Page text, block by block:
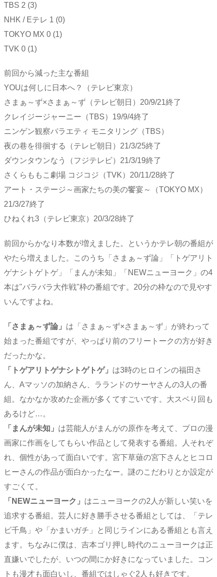
TBS 2 (3)
NHK / Eテレ 1 (0)
TOKYO MX 0 (1)
TVK 0 (1)
前回から減った主な番組
YOUは何しに日本へ？（テレビ東京）
さまぁ～ず×さまぁ～ず（テレビ朝日）20/9/21終了
クレイジージャーニー（TBS）19/9/4終了
ニンゲン観察バラエティ モニタリング（TBS）
夜の巷を徘徊する（テレビ朝日）21/3/25終了
ダウンタウンなう（フジテレビ）21/3/19終了
さくらももこ劇場 コジコジ（TVK）20/11/28終了
アート・ステージ～画家たちの美の饗宴～（TOKYO MX）
21/3/27終了
ひねくれ3（テレビ東京）20/3/28終了
前回からかなり本数が増えました。というかテレ朝の番組が
やたら増えました。このうち「さまぁ～ず論」「トゲアリト
ゲナシトゲトゲ」「まんが未知」「NEWニューヨーク」の4
本は"バラバラ大作戦"枠の番組です。20分の枠なので見やす
いんですよね。
「さまぁ～ず論」 は「さまぁ～ず×さまぁ～ず」が終わって
始まった番組ですが、やっぱり前のフリートークの方が好き
だったかな。
「トゲアリトゲナシトゲトゲ」 は3時のヒロインの福田さ
ん、Aマッソの加納さん、ラランドのサーヤさんの3人の番
組。なかなか攻めた企画が多くてすごいです。大スベり回も
あるけど…。
「まんが未知」 は芸能人がまんがの原作を考えて、プロの漫
画家に作画をしてもらい作品として発表する番組。人それぞ
れ、個性があって面白いです。宮下草薙の宮下さんとヒコロ
ヒーさんの作品が面白かったなー。謎のこだわりとか設定が
すごくて。
「NEWニューヨーク」 はニューヨークの2人が新しい笑いを
追求する番組。芸人に好き勝手させる番組としては、「テレ
ビ千鳥」や「かまいガチ」と同じラインにある番組とも言え
ます。ちなみに僕は、吉本ゴリ押し時代のニューヨークは正
直嫌いでしたが、いつの間にか好きになっていました。コン
トも漫才も面白いし、番組ではしゃぐ2人も好きです。